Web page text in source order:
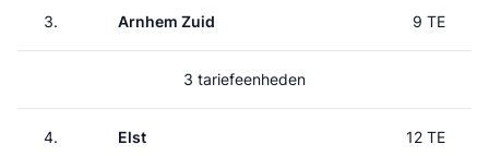
3. Arnhem Zuid 9 TE
3 tariefeenheden
4. Elst 12 TE